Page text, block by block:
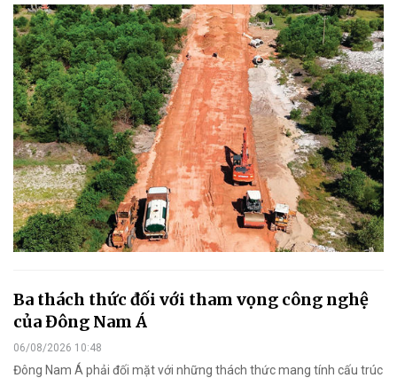
Ba thách thức đối với tham vọng công nghệ
của Đông Nam Á
06/08/2026 10:48
Đông Nam Á phải đối mặt với những thách thức mang tính cấu trúc